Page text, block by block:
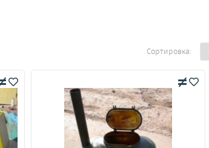
Сортировка: